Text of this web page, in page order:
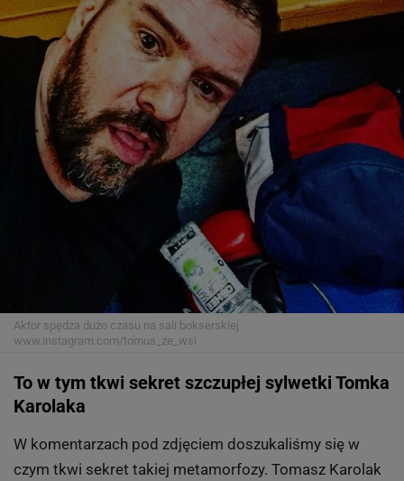
Aktor spędza dużo czasu na sali bokserskiej
www.instagram.com/tomus_ze_wsi
To w tym tkwi sekret szczupłej sylwetki Tomka
Karolaka
W komentarzach pod zdjęciem doszukaliśmy się w
czym tkwi sekret takiej metamorfozy. Tomasz Karolak